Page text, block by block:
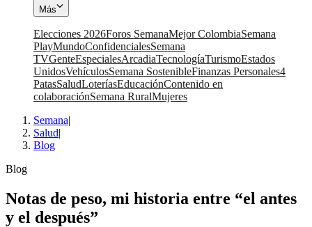
Más
Elecciones 2026Foros SemanaMejor ColombiaSemana
PlayMundoConfidencialesSemana
TVGenteEspecialesArcadiaTecnologíaTurismoEstados
UnidosVehículosSemana SostenibleFinanzas Personales4
PatasSaludLoteríasEducaciónContenido en
colaboraciónSemana RuralMujeres
Semana|
Salud|
Blog
Blog
Notas de peso, mi historia entre “el antes
y el después”